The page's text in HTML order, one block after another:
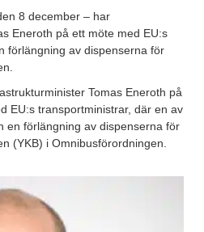
8 december – har
Eneroth på ett möte med EU:s
förlängning av dispenserna för
Tomas Eneroth på
EU:s transportministrar, där en av
en förlängning av dispenserna för
(YKB) i Omnibusförordningen.